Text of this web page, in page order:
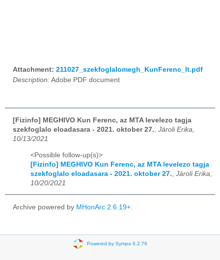
Attachment: 211027_szekfoglalomegh_KunFerenc_lt.pdf
Description: Adobe PDF document
[Fizinfo] MEGHIVO Kun Ferenc, az MTA levelezo tagja
szekfoglalo eloadasara - 2021. oktober 27., Jároli Erika,
10/13/2021
<Possible follow-up(s)>
[Fizinfo] MEGHIVO Kun Ferenc, az MTA levelezo tagja
szekfoglalo eloadasara - 2021. oktober 27. Jároli Erika,
10/20/2021
Archive powered by MHonArc 2.6.19+
Powered by Sympa 6.2.76